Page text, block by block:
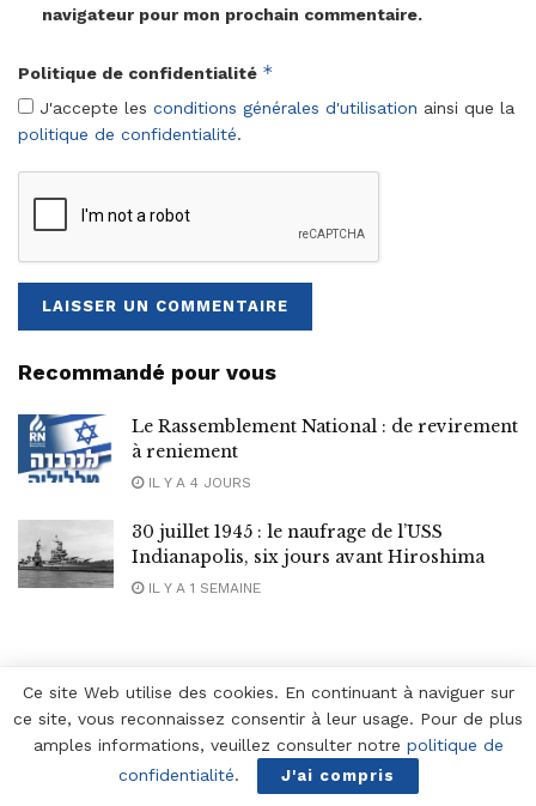
navigateur pour mon prochain commentaire.
Politique de confidentialité *
J'accepte les conditions générales d'utilisation ainsi que la
politique de confidentialité.
Recommandé pour vous
Le Rassemblement National : de revirement
à reniement
IL Y A 4 JOURS
30 juillet 1945 : le naufrage de l’USS
Indianapolis, six jours avant Hiroshima
IL Y A 1 SEMAINE
Articles populaires
Ce site Web utilise des cookies. En continuant à naviguer sur
ce site, vous reconnaissez consentir à leur usage. Pour de plus
amples informations, veuillez consulter notre politique de
confidentialité. J'ai compris